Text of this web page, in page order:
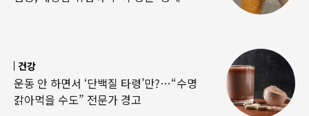
건강
운동 안 하면서 ‘단백질 타령’만?…“수명
갉아먹을 수도” 전문가 경고